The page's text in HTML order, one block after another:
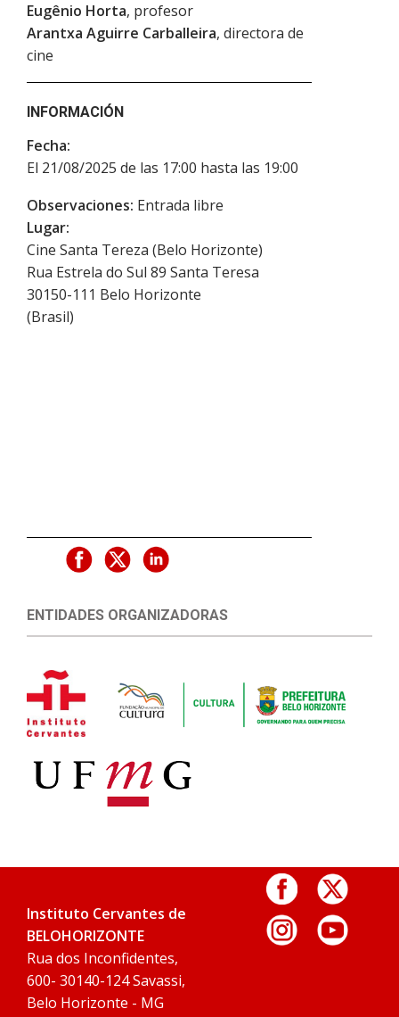
Eugênio Horta, profesor
Arantxa Aguirre Carballeira, directora de
cine
INFORMACIÓN
Fecha:
El 21/08/2025 de las 17:00 hasta las 19:00
Observaciones: Entrada libre
Lugar:
Cine Santa Tereza (Belo Horizonte)
Rua Estrela do Sul 89 Santa Teresa
30150-111 Belo Horizonte
(Brasil)
ENTIDADES ORGANIZADORAS
Instituto Cervantes de
BELOHORIZONTE
Rua dos Inconfidentes,
600- 30140-124 Savassi,
Belo Horizonte - MG